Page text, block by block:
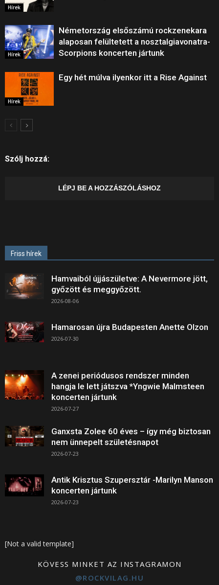
Hírek
Hírek
Németország elsőszámú rockzenekara
alaposan felültetett a nosztalgiavonatra-
Scorpions koncerten jártunk
Hírek
Egy hét múlva ilyenkor itt a Rise Against
Szólj hozzá:
LÉPJ BE A HOZZÁSZÓLÁSHOZ
Friss hírek
Hamvaiból újjászületve: A Nevermore jött,
győzött és meggyőzött.
2026-08-06
Hamarosan újra Budapesten Anette Olzon
2026-07-30
A zenei periódusos rendszer minden
hangja le lett játszva *Yngwie Malmsteen
koncerten jártunk
2026-07-27
Ganxsta Zolee 60 éves – így még biztosan
nem ünnepelt születésnapot
2026-07-23
Antik Krisztus Szupersztár -Marilyn Manson
koncerten jártunk
2026-07-23
[Not a valid template]
KÖVESS MINKET AZ INSTAGRAMON
@ROCKVILAG.HU